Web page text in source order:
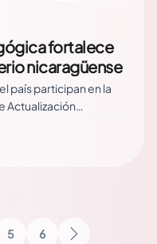
fortalece
nicaragüense
país participan en la
Actualización
fortalecer las
5 6